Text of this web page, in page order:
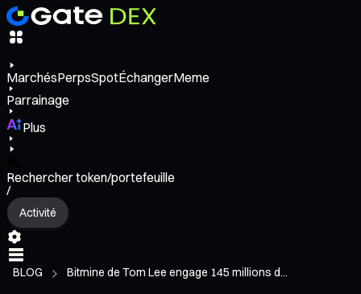
MarchésPerpsSpotÉchangerMeme
Parrainage
Plus
Rechercher token/portefeuille
/
Activité
BLOG Bitmine de Tom Lee engage 145 millions d...